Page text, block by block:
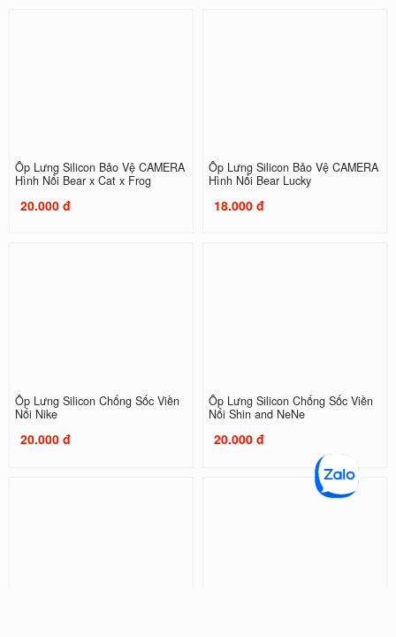
Ốp Lưng Silicon Bảo Vệ CAMERA
Hình Nổi Bear x Cat x Frog
20.000 đ
Ốp Lưng Silicon Bảo Vệ CAMERA
Hình Nổi Bear Lucky
18.000 đ
Ốp Lưng Silicon Chống Sốc Viền
Nổi Nike
20.000 đ
Ốp Lưng Silicon Chống Sốc Viền
Nổi Shin and NeNe
20.000 đ